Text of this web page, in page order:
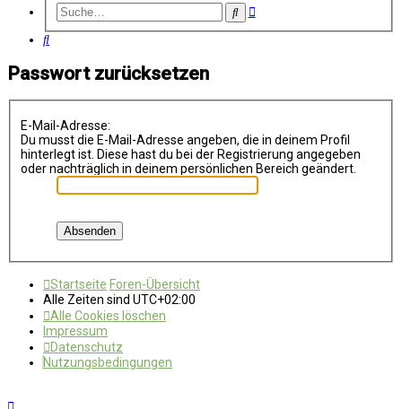
SucheErweiterte
Suche
Passwort zurücksetzen
E-Mail-Adresse:
Du musst die E-Mail-Adresse angeben, die in deinem Profil
hinterlegt ist. Diese hast du bei der Registrierung angegeben
oder nachträglich in deinem persönlichen Bereich geändert.
Startseite Foren-Übersicht
Alle Zeiten sind UTC+02:00
Alle Cookies löschen
Impressum
Datenschutz
Nutzungsbedingungen